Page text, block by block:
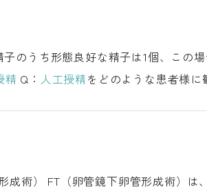
のうち形態良好な精子は1個、この
精 Q： 人工授精をどのような患者様